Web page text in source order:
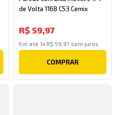
de Volta 1168 C53 Cemix
R$ 59,97
Em até 1x R$ 59 97 sem juros
COMPRAR